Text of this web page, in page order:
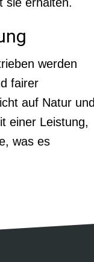
werden
fairer
auf Natur und
einer Leistung,
was es